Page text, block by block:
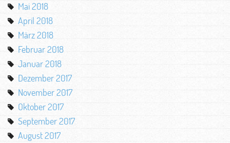
Mai 2018
April 2018
März 2018
Februar 2018
Januar 2018
Dezember 2017
November 2017
Oktober 2017
September 2017
August 2017